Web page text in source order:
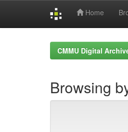
Home
CMMU Digital
Browsing